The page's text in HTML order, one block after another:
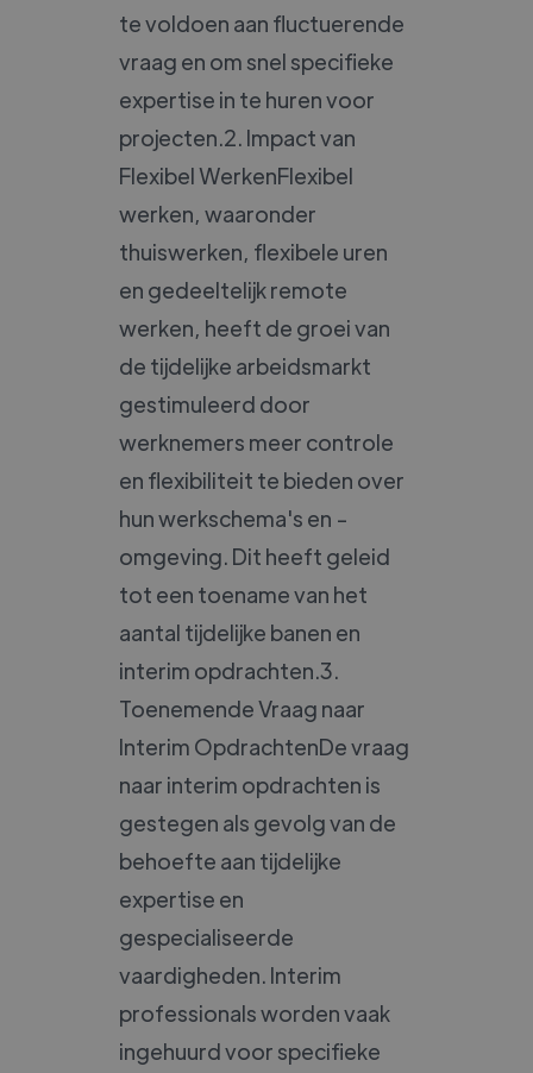
te voldoen aan fluctuerende
vraag en om snel specifieke
expertise in te huren voor
projecten.2. Impact van
Flexibel WerkenFlexibel
werken, waaronder
thuiswerken, flexibele uren
en gedeeltelijk remote
werken, heeft de groei van
de tijdelijke arbeidsmarkt
gestimuleerd door
werknemers meer controle
en flexibiliteit te bieden over
hun werkschema's en -
omgeving. Dit heeft geleid
tot een toename van het
aantal tijdelijke banen en
interim opdrachten.3.
Toenemende Vraag naar
Interim OpdrachtenDe vraag
naar interim opdrachten is
gestegen als gevolg van de
behoefte aan tijdelijke
expertise en
gespecialiseerde
vaardigheden. Interim
professionals worden vaak
ingehuurd voor specifieke